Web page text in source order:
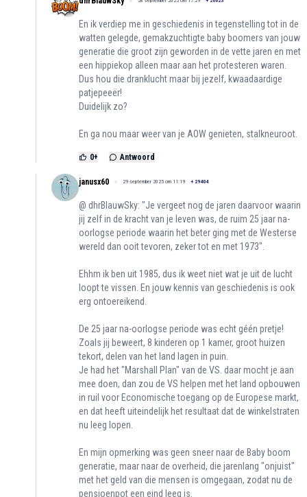
En ik verdiep me in geschiedenis in tegenstelling tot in de
watten gelegde, gemakzuchtigte baby boomers van jouw
generatie die groot zijn geworden in de vette jaren en met
een hippiekop alleen maar aan het protesteren waren.
Dus hou die dranklucht maar bij jezelf, kwaadaardige
patjepeeër!
Duidelijk zo?
En ga nou maar weer van je AOW genieten, stalkneuroot.
0+ Antwoord
janusx60 29 september 2025 om 11:19 + 29404
@ dhrBlauwSky: "Je vergeet nog de jaren daarvoor waarin
jij zelf in de kracht van je leven was, de ruim 25 jaar na-
oorlogse periode waarin het beter ging met de Westerse
wereld dan ooit tevoren, zeker tot en met 1973".
Ehhm ik ben uit 1985, dus ik weet niet wat je uit de lucht
loopt te vissen. En jouw kennis van geschiedenis is ook
erg ontoereikend.
De 25 jaar na-oorlogse periode was echt géén pretje!
Zoals jij beweert, 8 kinderen op 1 kamer, groot huizen
tekort, delen van het land lagen in puin.
Je had het "Marshall Plan" van de VS. daar mocht je aan
mee doen, dan zou de VS helpen met het land opbouwen
in ruil voor Economische toegang op de Europese markt,
en dat heeft uiteindelijk het resultaat dat de winkelstraten
nu leeg lopen.
En mijn opmerking was geen sneer naar de Baby boom
generatie, maar naar de overheid, die jarenlang "onjuist"
met het geld van die mensen is omgegaan, zodat nu de
pensioenpot een eind leeg is.